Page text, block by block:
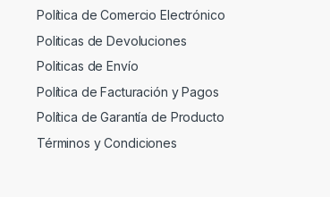
Política de Comercio Electrónico
Politicas de Devoluciones
Politicas de Envío
Política de Facturación y Pagos
Política de Garantía de Producto
Términos y Condiciones